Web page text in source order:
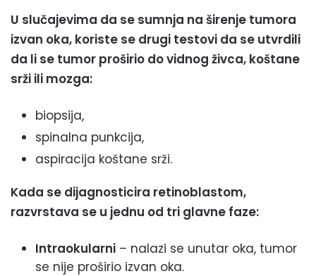
U slučajevima da se sumnja na širenje tumora
izvan oka, koriste se drugi testovi da se utvrdili
da li se tumor proširio do vidnog živca, koštane
srži ili mozga:
biopsija,
spinalna punkcija,
aspiracija koštane srži.
Kada se dijagnosticira retinoblastom,
razvrstava se u jednu od tri glavne faze:
Intraokularni – nalazi se unutar oka, tumor
se nije proširio izvan oka.